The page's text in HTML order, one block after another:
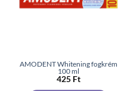
AMODENT Whitening fogkrém
100 ml
425 Ft